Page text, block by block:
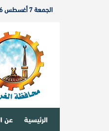
الجمعة 7 أغسطس 2026 , 4:27:54 م
الرئيسية عن